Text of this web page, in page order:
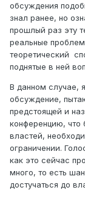
обсуждения
знал ранее, но
прошлый раз эту
реальные
теоретический
поднятые в ней
В данном случае,
обсуждение,
предстоящей и
конференцию, что
властей,
ограничении.
как это сейчас
много, то есть
достучаться до